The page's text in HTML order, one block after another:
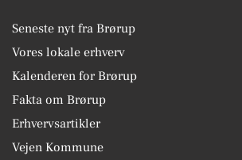
Seneste nyt fra Brørup
Vores lokale erhverv
Kalenderen for Brørup
Fakta om Brørup
Erhvervsartikler
Vejen Kommune